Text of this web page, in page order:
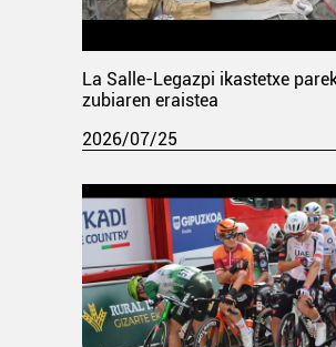
La Salle-Legazpi ikastetxe
zubiaren eraistea
2026/07/25